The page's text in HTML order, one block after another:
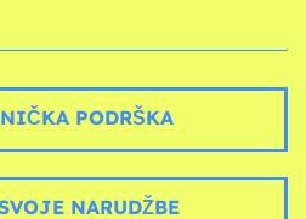
PODRŠKA
NARUDŽBE